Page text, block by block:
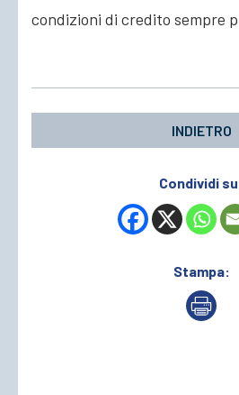
condizioni di credito sempre
INDIETRO
Condividi
Stampa: